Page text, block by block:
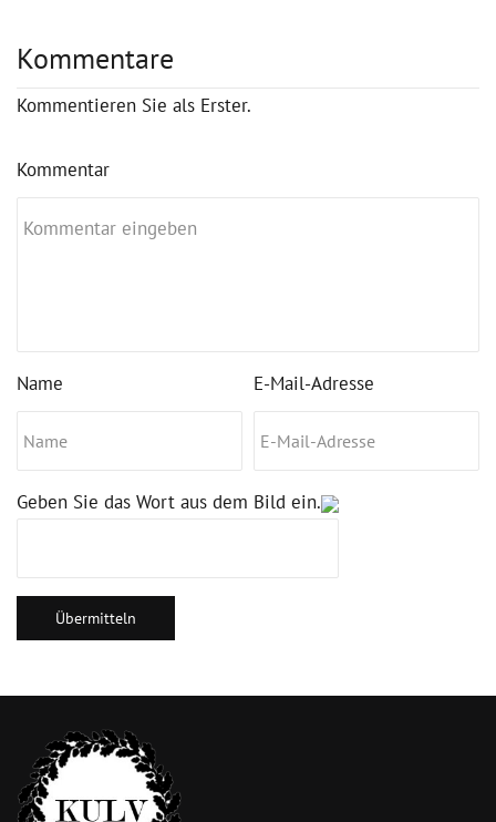
Kommentare
Kommentieren Sie als Erster.
Kommentar
Name E-Mail-Adresse
Geben Sie das Wort aus dem Bild ein.
Übermitteln